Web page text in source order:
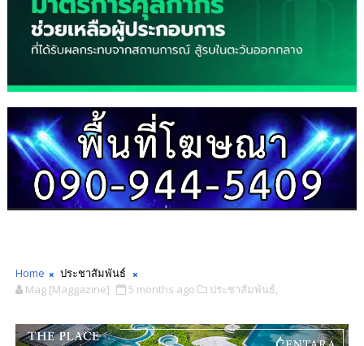
Home
ประชาสัมพันธ์
Mag [Maggazine]
5 months ago ประชาสัมพันธ์,